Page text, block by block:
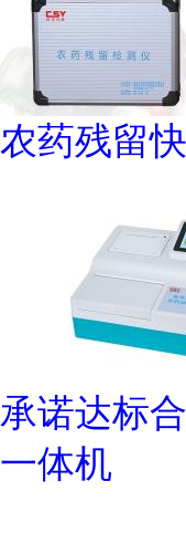
农药残留
承诺达标
一体机